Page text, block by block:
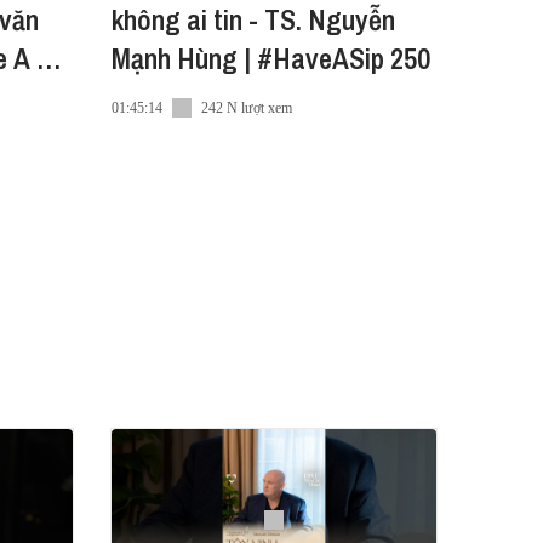
Sip
không ai tin - TS. Nguyễn
Mạnh Hùng | #HaveASip 250
01:45:14 242 N lượt xem